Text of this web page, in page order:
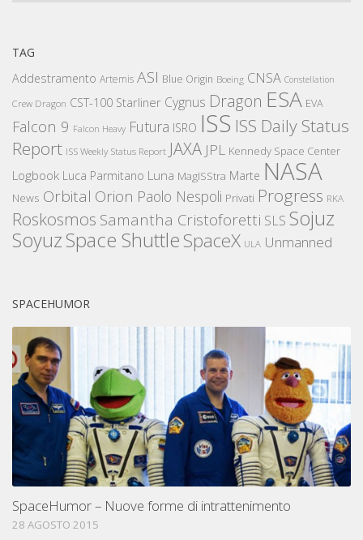
TAG
Addestramento Artemis ASI Blue Origin Boeing CNSA Constellation
Crew Dragon CST-100 Starliner Cygnus Dragon ESA EVA
Falcon 9 Falcon Heavy Futura ISRO ISS ISS Daily Status
Report ISS Weekly Status Report JAXA JPL Kennedy Space Center
Logbook Luca Parmitano Luna MagISStra Marte NASA
News Orbital Orion Paolo Nespoli Privati Progress RKA
Roskosmos Samantha Cristoforetti SLS Sojuz
SoyuzSpace ShuttleSpaceX ULA Unmanned
SPACEHUMOR
SpaceHumor – Nuove forme di intrattenimento
28 AGOSTO 2015